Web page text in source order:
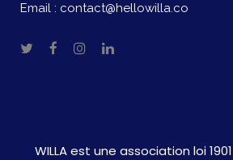
Email : contact@hellowilla.co
WILLA est une association loi